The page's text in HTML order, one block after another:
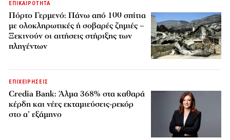
ΕΠΙΚΑΙΡΟΤΗΤΑ
Πόρτο Γερμενό: Πάνω από 100 σπίτια
με ολοκληρωτικές ή σοβαρές ζημιές –
Ξεκινούν οι αιτήσεις στήριξης των
πληγέντων
ΕΠΙΧΕΙΡΗΣΕΙΣ
Credia Bank: Άλμα 368% στα καθαρά
κέρδη και νέες εκταμιεύσεις-ρεκόρ
στο α’ εξάμηνο